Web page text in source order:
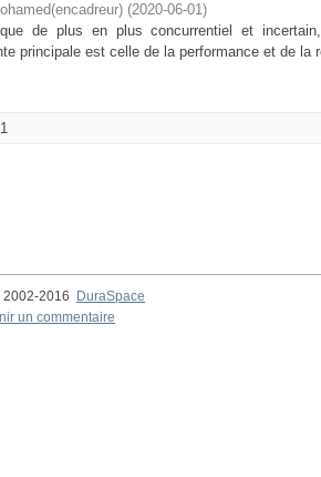
(2020-06-01)
de plus en plus concurrentiel et
principale est celle de la performance et de la
2016
DuraSpace
un commentaire